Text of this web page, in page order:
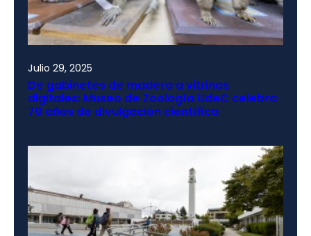
Julio 29, 2025
De gabinetes de madera a vitrinas
digitales: Museo de Zoología UdeC celebra
70 años de divulgación científica